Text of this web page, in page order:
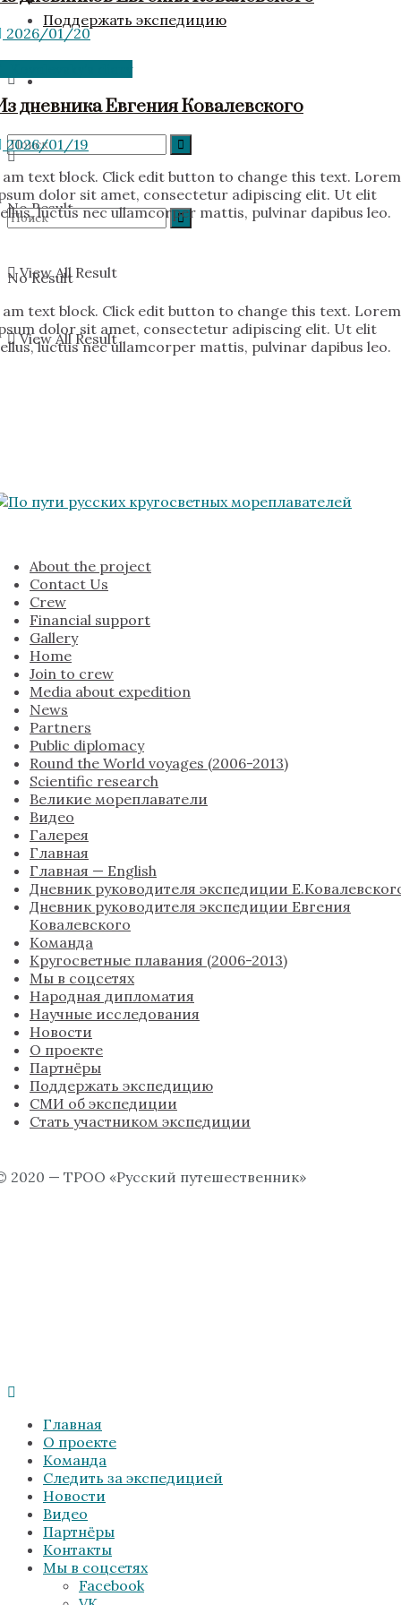
No Result
View All Result
Поддержать экспедицию
No Result
View All Result
2026/01/20
дневника Евгения Ковалевского
2026/01/19
text block. Click edit button to change this text. Lorem
dolor sit amet, consectetur adipiscing elit. Ut elit
luctus nec ullamcorper mattis, pulvinar dapibus leo.
text block. Click edit button to change this text. Lorem
dolor sit amet, consectetur adipiscing elit. Ut elit
luctus nec ullamcorper mattis, pulvinar dapibus leo.
About the project
Contact Us
Crew
Financial support
Gallery
Home
Join to crew
Media about expedition
News
Partners
Public diplomacy
Round the World voyages (2006-2013)
Scientific research
Великие мореплаватели
Видео
Галерея
Главная
Главная — English
Дневник руководителя экспедиции
Дневник руководителя экспедиции Евгения
Ковалевского
Команда
Кругосветные плавания (2006-2013)
Мы в соцсетях
Народная дипломатия
Научные исследования
Новости
О проекте
Партнёры
Поддержать экспедицию
СМИ об экспедиции
Стать участником экспедиции
2020 — ТРОО «Русский путешественник»
Главная
О проекте
Команда
Следить за экспедицией
Новости
Видео
Партнёры
Контакты
Мы в соцсетях
Facebook